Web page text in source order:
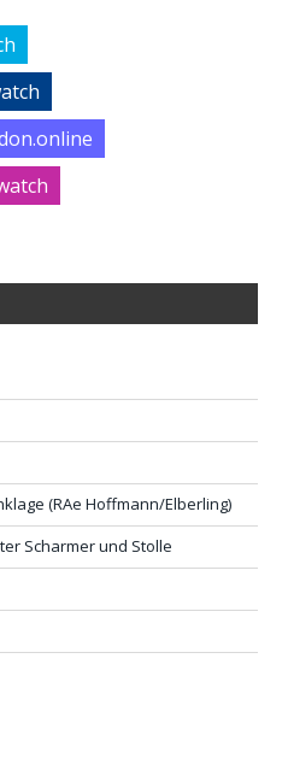
(RAe Hoffmann/Elberling)
Scharmer und Stolle